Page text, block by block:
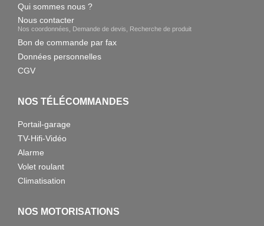
Qui sommes nous ?
Nous contacter
Nos coordonnées, Demande de devis, Recherche de produit
Bon de commande par fax
Données personnelles
CGV
NOS TÉLÉCOMMANDES
Portail-garage
TV-Hifi-Vidéo
Alarme
Volet roulant
Climatisation
NOS MOTORISATIONS